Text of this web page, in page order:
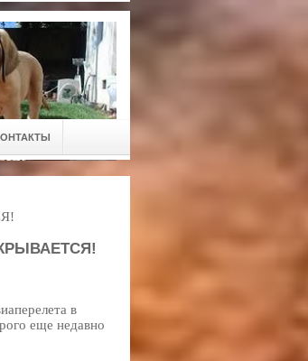
в
еще недавно